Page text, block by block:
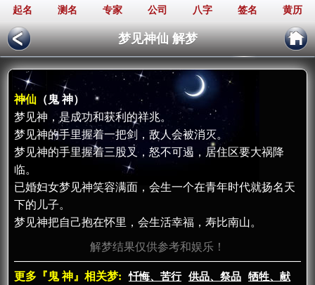
起名 测名 专家 公司 八字 签名 黄历
梦见神仙 解梦
神仙 （鬼 神）
梦见神，是成功和获利的祥兆。
梦见神的手里握着一把剑，敌人会被消灭。
梦见神的手里握着三股叉，怒不可遏，居住区要大祸降
临。
已婚妇女梦见神笑容满面，会生一个在青年时代就扬名天
下的儿子。
梦见神把自己抱在怀里，会生活幸福，寿比南山。
解梦结果仅供参考和娱乐！
更多『鬼 神』相关梦: 忏悔、苦行 供品、祭品
牺牲、献